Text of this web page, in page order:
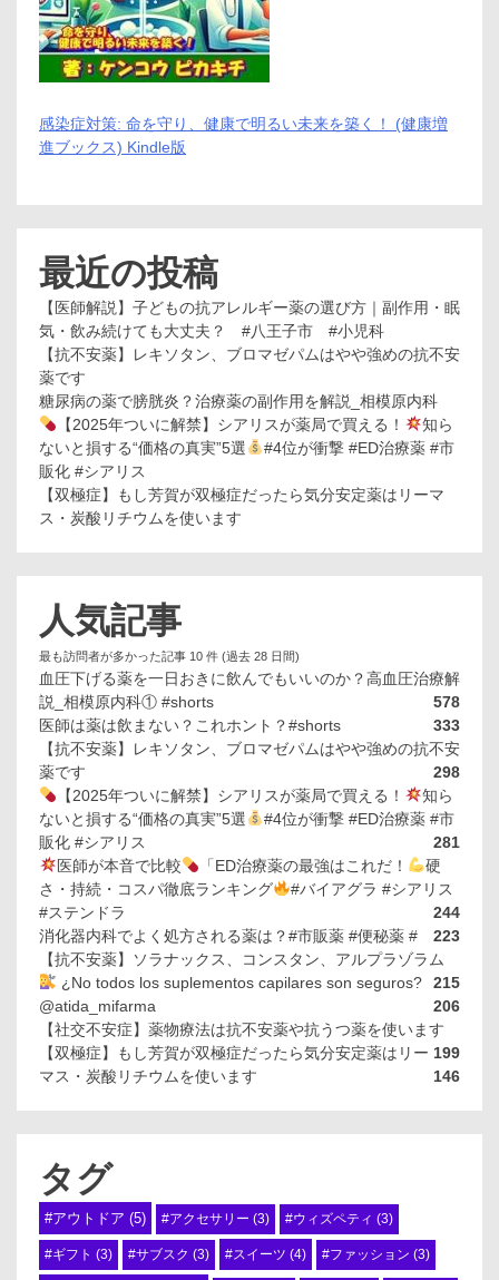
感染症対策: 命を守り、健康で明るい未来を築く！ (健康増
進ブックス) Kindle版
最近の投稿
【医師解説】子どもの抗アレルギー薬の選び方｜副作用・眠
気・飲み続けても大丈夫？ #八王子市 #小児科
【抗不安薬】レキソタン、ブロマゼパムはやや強めの抗不安
薬です
糖尿病の薬で膀胱炎？治療薬の副作用を解説_相模原内科
【2025年ついに解禁】シアリスが薬局で買える！
知ら
ないと損する“価格の真実”5選
#4位が衝撃 #ED治療薬 #市
販化 #シアリス
【双極症】もし芳賀が双極症だったら気分安定薬はリーマ
ス・炭酸リチウムを使います
人気記事
最も訪問者が多かった記事 10 件 (過去 28 日間)
血圧下げる薬を一日おきに飲んでもいいのか？高血圧治療解
説_相模原内科① #shorts
578
医師は薬は飲まない？これホント？#shorts
333
【抗不安薬】レキソタン、ブロマゼパムはやや強めの抗不安
薬です
298
【2025年ついに解禁】シアリスが薬局で買える！
知ら
ないと損する“価格の真実”5選
#4位が衝撃 #ED治療薬 #市
販化 #シアリス
281
医師が本音で比較
「ED治療薬の最強はこれだ！
硬
さ・持続・コスパ徹底ランキング
#バイアグラ #シアリス
#ステンドラ
244
消化器内科でよく処方される薬は？#市販薬 #便秘薬 #
223
【抗不安薬】ソラナックス、コンスタン、アルプラゾラム
215
¿No todos los suplementos capilares son seguros?
@atida_mifarma
206
【社交不安症】薬物療法は抗不安薬や抗うつ薬を使います
199
【双極症】もし芳賀が双極症だったら気分安定薬はリー
マス・炭酸リチウムを使います
146
タグ
#アウトドア (5) #アクセサリー (3) #ウィズペティ (3)
#ギフト (3) #サブスク (3) #スイーツ (4) #ファッション (3)